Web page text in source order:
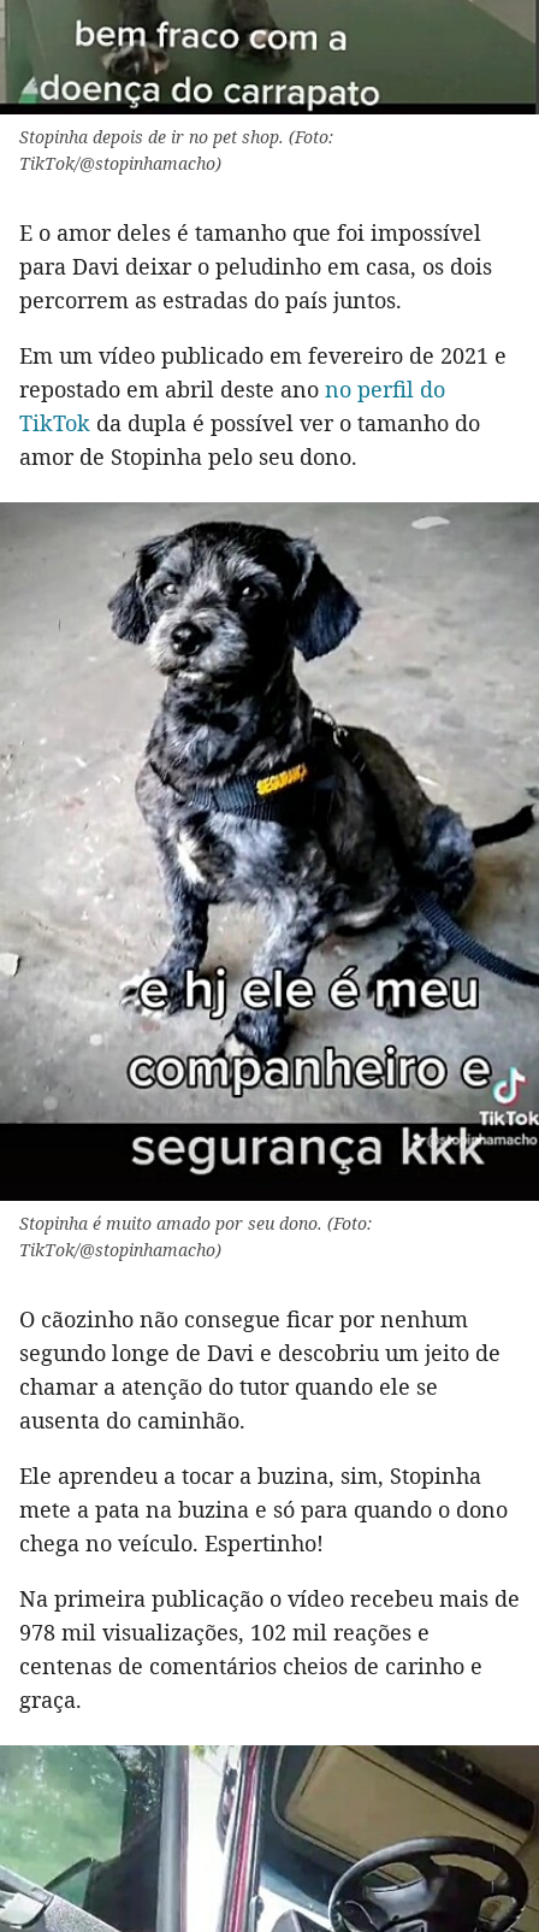
Stopinha depois de ir no pet shop. (Foto:
TikTok/@stopinhamacho)
E o amor deles é tamanho que foi impossível
para Davi deixar o peludinho em casa, os dois
percorrem as estradas do país juntos.
Em um vídeo publicado em fevereiro de 2021 e
repostado em abril deste ano no perfil do
TikTok da dupla é possível ver o tamanho do
amor de Stopinha pelo seu dono.
Stopinha é muito amado por seu dono. (Foto:
TikTok/@stopinhamacho)
O cãozinho não consegue ficar por nenhum
segundo longe de Davi e descobriu um jeito de
chamar a atenção do tutor quando ele se
ausenta do caminhão.
Ele aprendeu a tocar a buzina, sim, Stopinha
mete a pata na buzina e só para quando o dono
chega no veículo. Espertinho!
Na primeira publicação o vídeo recebeu mais de
978 mil visualizações, 102 mil reações e
centenas de comentários cheios de carinho e
graça.